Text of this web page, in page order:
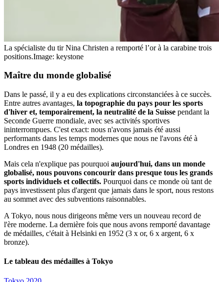
La spécialiste du tir Nina Christen a remporté l’or à la carabine trois
positions.Image: keystone
Maître du monde globalisé
Dans le passé, il y a eu des explications circonstanciées à ce succès.
Entre autres avantages, la topographie du pays pour les sports
d'hiver et, temporairement, la neutralité de la Suisse pendant la
Seconde Guerre mondiale, avec ses activités sportives
ininterrompues. C'est exact: nous n'avons jamais été aussi
performants dans les temps modernes que nous ne l'avons été à
Londres en 1948 (20 médailles).
Mais cela n'explique pas pourquoi aujourd'hui, dans un monde
globalisé, nous pouvons concourir dans presque tous les grands
sports individuels et collectifs. Pourquoi dans ce monde où tant de
pays investissent plus d'argent que jamais dans le sport, nous restons
au sommet avec des subventions raisonnables.
A Tokyo, nous nous dirigeons même vers un nouveau record de
l'ère moderne. La dernière fois que nous avons remporté davantage
de médailles, c'était à Helsinki en 1952 (3 x or, 6 x argent, 6 x
bronze).
Le tableau des médailles à Tokyo